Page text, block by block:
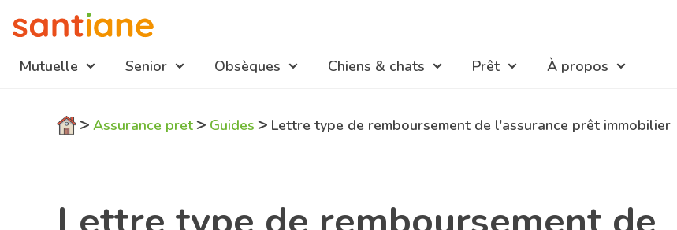
Navigation
Mutuelle Senior Obsèques Chiens & chats Prêt À propos
> Assurance pret> Guides > Lettre type de remboursement de l'assurance prêt immobilier